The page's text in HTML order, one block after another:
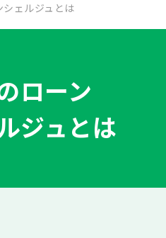
ェルジュとは
ローン
ジュとは